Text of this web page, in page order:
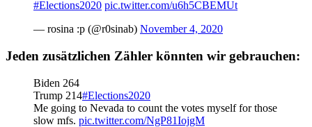
#Elections2020 pic.twitter.com/u6h5CBEMUt
— rosina :p (@r0sinab) November 4, 2020
Jeden zusätzlichen Zähler könnten wir gebrauchen:
Biden 264
Trump 214#Elections2020
Me going to Nevada to count the votes myself for those
slow mfs. pic.twitter.com/NgP81IojgM